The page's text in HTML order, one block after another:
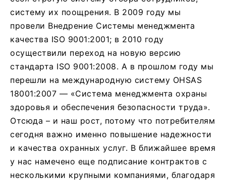
систему их поощрения. В 2009 году мы
провели Внедрение Системы менеджмента
качества ISO 9001:2001; в 2010 году
осуществили переход на новую версию
стандарта ISО 9001:2008. А в прошлом году мы
перешли на международную систему OHSAS
18001:2007 — «Система менеджмента охраны
здоровья и обеспечения безопасности труда».
Отсюда – и наш рост, потому что потребителям
сегодня важно именно повышение надежности
и качества охранных услуг. В ближайшее время
у нас намечено еще подписание контрактов с
несколькими крупными компаниями, благодаря